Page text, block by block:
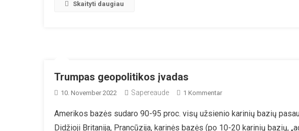
Skaityti daugiau
Trumpas geopolitikos įvadas
10. November 2022 Sapereaude 1 KommentarZu
Geopolitikos
Įvadas
Amerikos bazės sudaro 90-95 proc. visų užsienio karinių bazių
Didžioji Britanija, Prancūzija, karinės bazės (po 10-20 karinių bazių,